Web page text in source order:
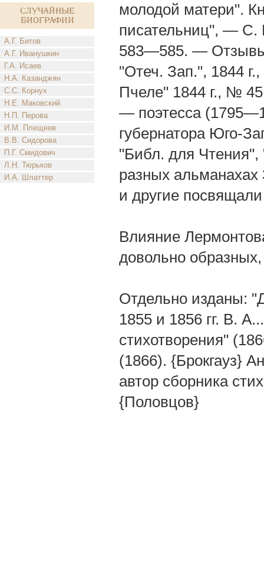
Случайные
биографии
А.Г. Битов
А.Г. Иванушкин
Г.А. Исаев
Н.А. Казанджян
С.С. Корнух
Н.Е. Маковский
Н.П. Перова
И.М. Плещеев
В.В. Сидорова
П.Г. Смидович
Л.Н. Тюрьков
И.А. Шлаттер
молодой матери".
писательниц", — С.
583—585. — Отзывы
"Отеч. Зап.", 1844
Пчеле" 1844 г., №
— поэтесса
губернатора Юго-
"Библ. для
разных альманахах
и другие
Влияние
довольно
Отдельно изданы:
1855 и 1856 гг. В.
стихотворения"
(1866). {Брокгауз}
автор сборника
{Половцов}